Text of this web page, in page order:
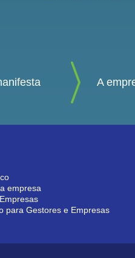
A
empresa
para Gestores e Empresas